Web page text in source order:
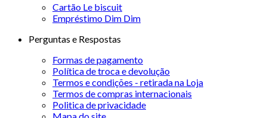
Cartão Le biscuit
Empréstimo Dim Dim
Perguntas e Respostas
Formas de pagamento
Política de troca e devolução
Termos e condições - retirada na Loja
Termos de compras internacionais
Politica de privacidade